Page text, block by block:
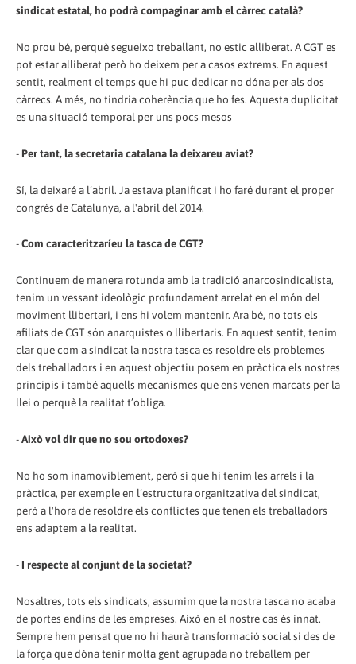
sindicat estatal, ho podrà compaginar amb el càrrec català?
No prou bé, perquè segueixo treballant, no estic alliberat. A CGT es
pot estar alliberat però ho deixem per a casos extrems. En aquest
sentit, realment el temps que hi puc dedicar no dóna per als dos
càrrecs. A més, no tindria coherència que ho fes. Aquesta duplicitat
es una situació temporal per uns pocs mesos
- Per tant, la secretaria catalana la deixareu aviat?
Sí, la deixaré a l’abril. Ja estava planificat i ho faré durant el proper
congrés de Catalunya, a l'abril del 2014.
-Com caracteritzaríeu la tasca de CGT?
Continuem de manera rotunda amb la tradició anarcosindicalista,
tenim un vessant ideològic profundament arrelat en el món del
moviment llibertari, i ens hi volem mantenir. Ara bé, no tots els
afiliats de CGT són anarquistes o llibertaris. En aquest sentit, tenim
clar que com a sindicat la nostra tasca es resoldre els problemes
dels treballadors i en aquest objectiu posem en pràctica els nostres
principis i també aquells mecanismes que ens venen marcats per la
llei o perquè la realitat t’obliga.
-Això vol dir que no sou ortodoxes?
No ho som inamoviblement, però sí que hi tenim les arrels i la
pràctica, per exemple en l’estructura organitzativa del sindicat,
però a l'hora de resoldre els conflictes que tenen els treballadors
ens adaptem a la realitat.
- I respecte al conjunt de la societat?
Nosaltres, tots els sindicats, assumim que la nostra tasca no acaba
de portes endins de les empreses. Això en el nostre cas és innat.
Sempre hem pensat que no hi haurà transformació social si des de
la força que dóna tenir molta gent agrupada no treballem per